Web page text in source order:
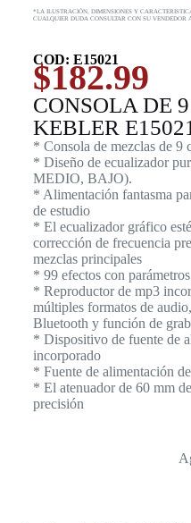
*LA ILUSTRACIÓN, DIMENSIONES Y
CUALQUIER DUDA CONSULTAR CON SU VENDEDOR
COD: E15021
$182.99
CONSOLA DE
KEBLER E15021
* Consola de mezclas de 9
* Diseño de ecualizador
MEDIO, BAJO).
* Alimentación fantasma
de estudio
* El ecualizador gráfico
corrección de frecuencia
mezclas principales
* 99 efectos con
* Reproductor de mp3
múltiples formatos de
Bluetooth y función de
* Dispositivo de fuente de
incorporado
* Fuente de alimentación
* El atenuador de 60 mm
precisión